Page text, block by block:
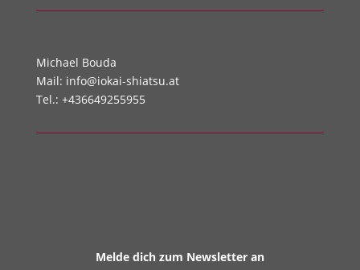
Michael Bouda
Mail: info@iokai-shiatsu.at
Tel.: +436649255955
Melde dich zum Newsletter an